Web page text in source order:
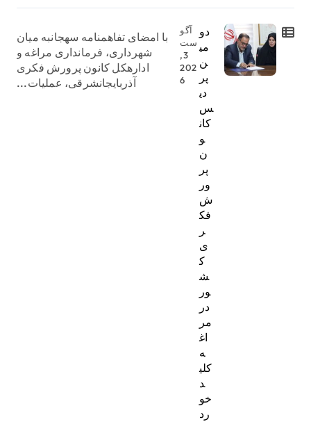
دو
می
ن
پر
دی
س
کان
و
ن
پر
ور
ش
فک
ر
ی
ک
ش
ور
در
مر
اغ
ه
کلی
د
خو
رد
آگو
ست
3,
202
6
با امضای تفاهمنامه سهجانبه میان
شهرداری، فرمانداری مراغه و
ادارهکل کانون پرورش فکری
آذربایجانشرقی، عملیات...